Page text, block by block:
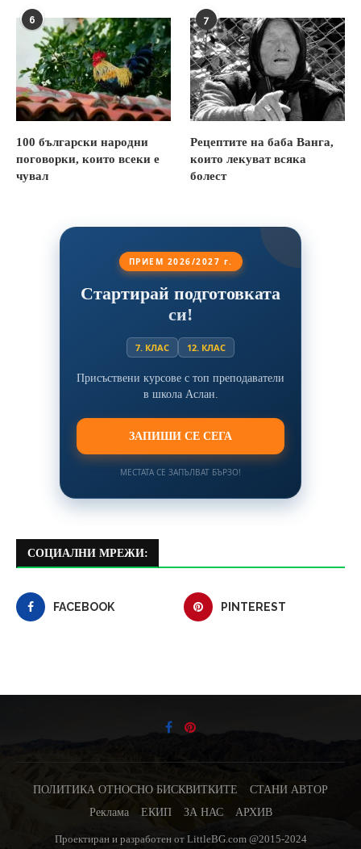
6
100 български народни
поговорки, които всеки е
чувал
7
Рецептите на баба Ванга,
които лекуват всяка
болест
ПРИЕМ 2026/2027 г.
Стартирай подготовката
си!
7. КЛАС 12. КЛАС
Присъствени курсове с топ преподаватели
в школа Аслан.
ЗАПИШИ СЕ СЕГА
МЕСТАТА СЕ ЗАПЪЛВАТ БЪРЗО!
СОЦИАЛНИ МРЕЖИ:
FACEBOOK PINTEREST
ПОЛИТИКА ОТНОСНО БИСКВИТКИТЕ
СТАНИ АВТОР
Реклама
ЕКИП ЗА НАС АРХИВ
Проектиран и разработен от LittleBG.com @2015-2024